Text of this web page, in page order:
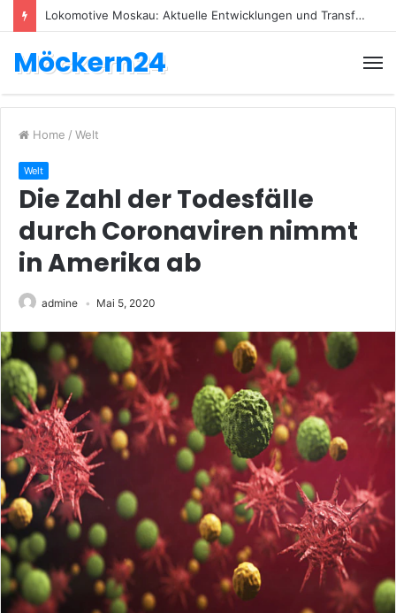
Lokomotive Moskau: Aktuelle Entwicklungen und Transfers
Möckern24
Home / Welt
Welt
Die Zahl der Todesfälle
durch Coronaviren nimmt
in Amerika ab
admine Mai 5, 2020